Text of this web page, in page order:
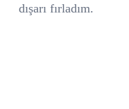
dışarı fırladım.